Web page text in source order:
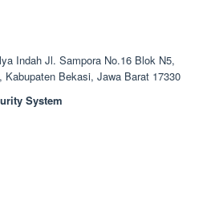
Indah Jl. Sampora No.16 Blok N5,
Bekasi, Jawa Barat 17330
System